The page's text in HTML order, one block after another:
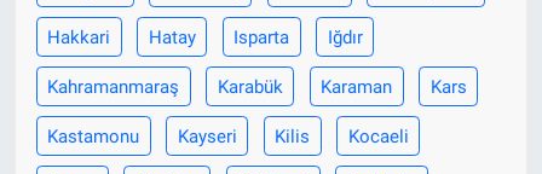
Hakkari Hatay Isparta Iğdır
Kahramanmaraş Karabük Karaman Kars
Kastamonu Kayseri Kilis Kocaeli